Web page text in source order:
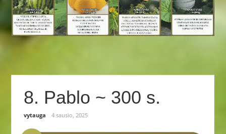
8. Pablo ~ 300 s.
vytauga 4 sausio, 2025